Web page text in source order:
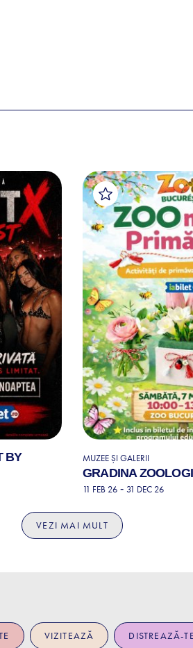
BY
MUZEE ȘI GALERII
GRADINA
11 FEB 26 - 31 DEC 26
VEZI MAI MULT
VIZITEAZĂ DISTREAZĂ-TE